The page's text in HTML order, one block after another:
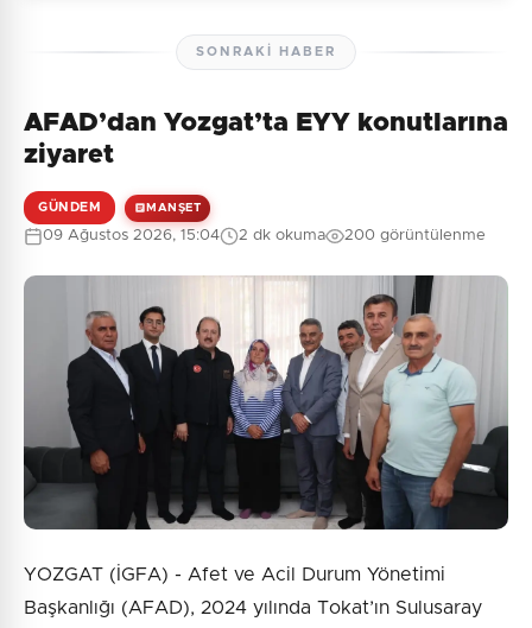
Güvenlik Sorusu:
Gönder
Henüz yorum yapılmamış. İlk yorumu siz yapın!
SONRAKI HABER
AFAD’dan Yozgat’ta EYY konutlarına
ziyaret
GÜNDEM MANŞET
09 Ağustos 2026, 15:04 2 dk okuma 200 görüntülenme
YOZGAT (İGFA) - Afet ve Acil Durum Yönetimi
Başkanlığı (AFAD), 2024 yılında Tokat’ın Sulusaray